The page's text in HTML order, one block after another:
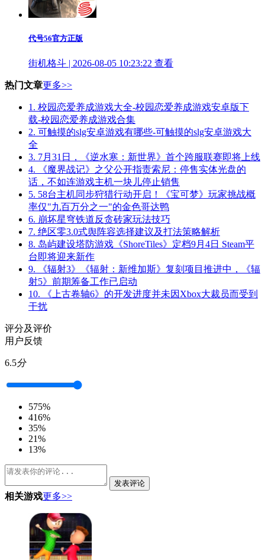
代号56官方正版
街机格斗 | 2026-08-05 10:23:22 查看
热门文章更多>>
1. 校园恋爱养成游戏大全-校园恋爱养成游戏安卓版下
载-校园恋爱养成游戏合集
2. 可触摸的slg安卓游戏有哪些-可触摸的slg安卓游戏大
全
3. 7月31日，《逆水寒：新世界》首个跨服联赛即将上线
4. 《魔界战记》之父公开指责索尼：停售实体光盘的
话，不如连游戏主机一块儿停止销售
5. 58台主机同步狩猎行动开启！《宝可梦》玩家挑战概
率仅"九百万分之一"的金色哥达鸭
6. 崩坏星穹铁道反贪砖家玩法技巧
7. 绝区零3.0式舆阵容选择建议及打法策略解析
8. 岛屿建设塔防游戏《ShoreTiles》定档9月4日 Steam平
台即将迎来新作
9. 《辐射3》《辐射：新维加斯》复刻项目推进中，《辐
射5》前期筹备工作已启动
10. 《上古卷轴6》的开发进度并未因Xbox大裁员而受到
干扰
评分及评价
用户反馈
6.5分
575%
416%
35%
21%
13%
发表评论
相关游戏更多>>